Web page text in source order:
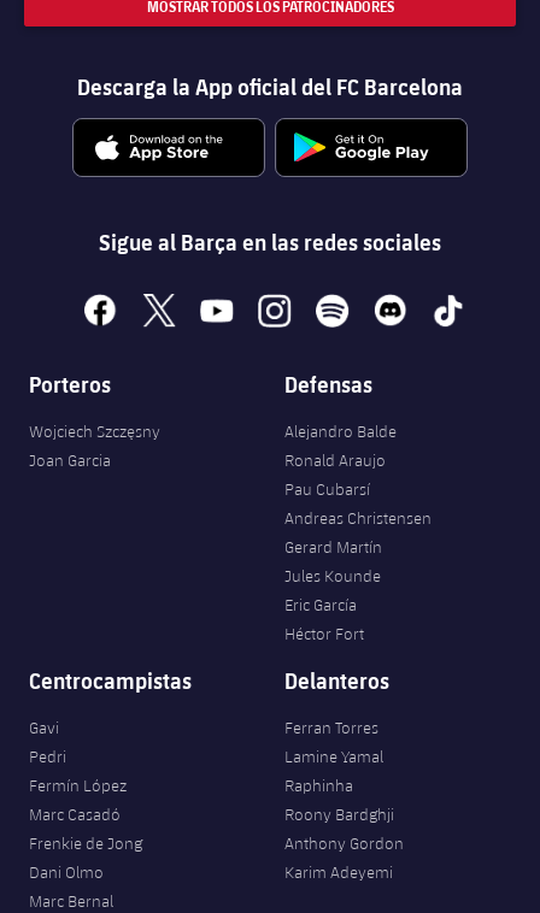
MOSTRAR TODOS LOS PATROCINADORES
Descarga la App oficial del FC Barcelona
Sigue al Barça en las redes sociales
facebook
x youtubeinstagramspotify discord tiktok
Porteros
Wojciech Szczęsny
Joan Garcia
Defensas
Alejandro Balde
Ronald Araujo
Pau Cubarsí
Andreas Christensen
Gerard Martín
Jules Kounde
Eric García
Héctor Fort
Centrocampistas
Gavi
Pedri
Fermín López
Marc Casadó
Frenkie de Jong
Dani Olmo
Marc Bernal
Delanteros
Ferran Torres
Lamine Yamal
Raphinha
Roony Bardghji
Anthony Gordon
Karim Adeyemi